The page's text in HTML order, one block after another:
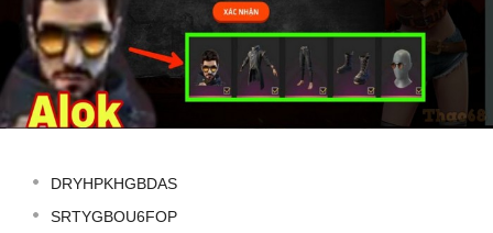
DRYHPKHGBDAS
SRTYGBOU6FOP